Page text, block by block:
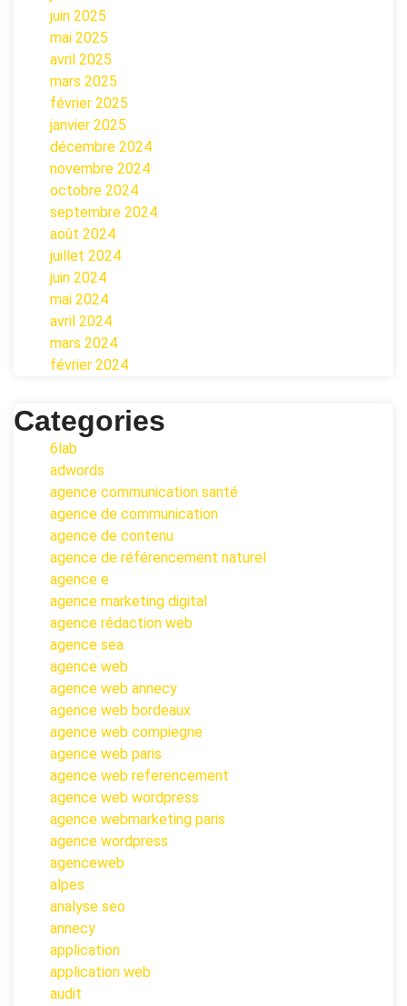
juin 2025
mai 2025
avril 2025
mars 2025
février 2025
janvier 2025
décembre 2024
novembre 2024
octobre 2024
septembre 2024
août 2024
juillet 2024
juin 2024
mai 2024
avril 2024
mars 2024
février 2024
Categories
6lab
adwords
agence communication santé
agence de communication
agence de contenu
agence de référencement naturel
agence e
agence marketing digital
agence rédaction web
agence sea
agence web
agence web annecy
agence web bordeaux
agence web compiegne
agence web paris
agence web referencement
agence web wordpress
agence webmarketing paris
agence wordpress
agenceweb
alpes
analyse seo
annecy
application
application web
audit